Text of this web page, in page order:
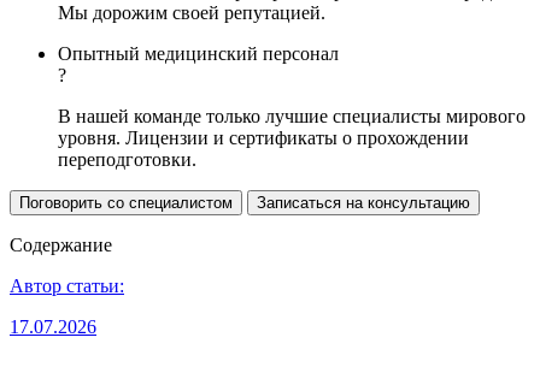
Мы дорожим своей репутацией.
Опытный медицинский персонал
?
В нашей команде только лучшие специалисты мирового
уровня. Лицензии и сертификаты о прохождении
переподготовки.
Поговорить со специалистом Записаться на консультацию
Содержание
Автор статьи:
17.07.2026